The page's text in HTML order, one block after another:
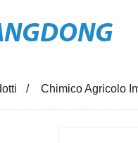
Chimico Agricolo